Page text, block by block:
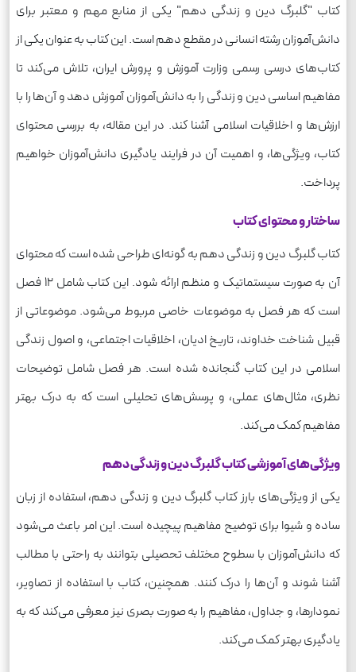
کتاب "گلبرگ دین و زندگی دهم" یکی از منابع مهم و معتبر برای
دانش‌آموزان رشته انسانی در مقطع دهم است. این کتاب به عنوان یکی از
کتاب‌های درسی رسمی وزارت آموزش و پرورش ایران، تلاش می‌کند تا
مفاهیم اساسی دین و زندگی را به دانش‌آموزان آموزش دهد و آن‌ها را با
ارزش‌ها و اخلاقیات اسلامی آشنا کند. در این مقاله، به بررسی محتوای
کتاب، ویژگی‌ها، و اهمیت آن در فرایند یادگیری دانش‌آموزان خواهیم
پرداخت.
ساختار و محتوای کتاب
کتاب گلبرگ دین و زندگی دهم به گونه‌ای طراحی شده است که محتوای
آن به صورت سیستماتیک و منظم ارائه شود. این کتاب شامل 12 فصل
است که هر فصل به موضوعات خاصی مربوط می‌شود. موضوعاتی از
قبیل شناخت خداوند، تاریخ ادیان، اخلاقیات اجتماعی، و اصول زندگی
اسلامی در این کتاب گنجانده شده است. هر فصل شامل توضیحات
نظری، مثال‌های عملی، و پرسش‌های تحلیلی است که به درک بهتر
مفاهیم کمک می‌کند.
ویژگی‌های آموزشی کتاب گلبرگ دین و زندگی دهم
یکی از ویژگی‌های بارز کتاب گلبرگ دین و زندگی دهم، استفاده از زبان
ساده و شیوا برای توضیح مفاهیم پیچیده است. این امر باعث می‌شود
که دانش‌آموزان با سطوح مختلف تحصیلی بتوانند به راحتی با مطالب
آشنا شوند و آن‌ها را درک کنند. همچنین، کتاب با استفاده از تصاویر،
نمودارها، و جداول، مفاهیم را به صورت بصری نیز معرفی می‌کند که به
یادگیری بهتر کمک می‌کند.